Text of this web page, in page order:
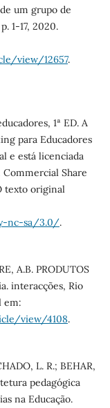
um grupo de
1-17, 2020.
view/12657.
1ª ED. A
para Educadores
e está licenciada
Share
texto original
nc-sa/3.0/.
A.B. PRODUTOS
interacções, Rio
em:
view/4108.
L. R.; BEHAR,
pedagógica
na Educação.